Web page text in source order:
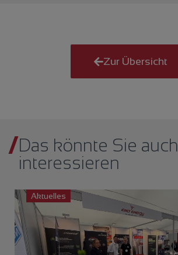
Zur Übersicht
Das könnte Sie auch
interessieren
Aktuelles